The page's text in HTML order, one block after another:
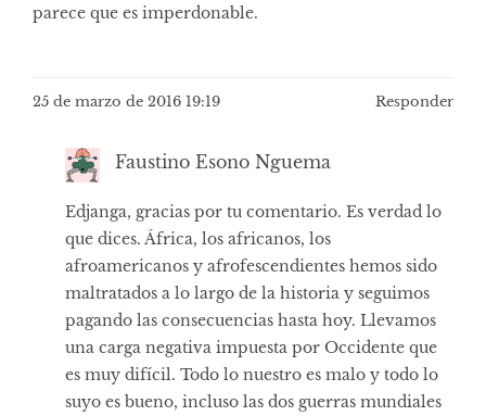
parece que es imperdonable.
25 de marzo de 2016 19:19 Responder
Faustino Esono Nguema
Edjanga, gracias por tu comentario. Es verdad lo
que dices. África, los africanos, los
afroamericanos y afrofescendientes hemos sido
maltratados a lo largo de la historia y seguimos
pagando las consecuencias hasta hoy. Llevamos
una carga negativa impuesta por Occidente que
es muy difícil. Todo lo nuestro es malo y todo lo
suyo es bueno, incluso las dos guerras mundiales